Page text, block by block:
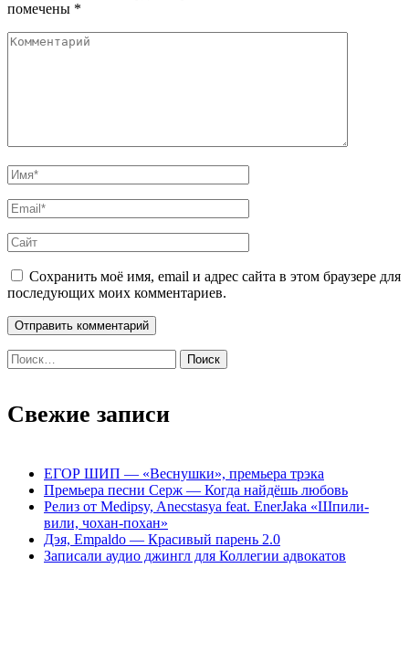
помечены *
Сохранить моё имя, email и адрес сайта в этом браузере для
последующих моих комментариев.
Найти:
Свежие записи
ЕГОР ШИП — «Веснушки», премьера трэка
Премьера песни Серж — Когда найдёшь любовь
Релиз от Medipsy, Anecstasya feat. EnerJaka «Шпили-
вили, чохан-похан»
Дэя, Empaldo — Красивый парень 2.0
Записали аудио джингл для Коллегии адвокатов